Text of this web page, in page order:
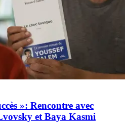
»: Rencontre avec
et Baya Kasmi